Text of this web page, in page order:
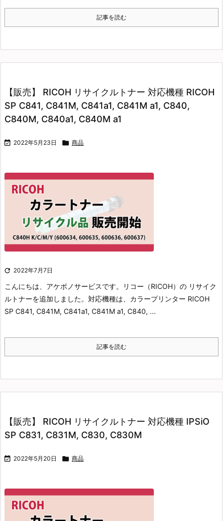
記事を読む
【販売】 RICOH リサイクルトナー 対応機種 RICOH
SP C841, C841M, C841a1, C841M a1, C840,
C840M, C840a1, C840M a1
 2022年5月23日  商品
 2022年7月7日
こんにちは、アケボノサービスです。
リコー（RICOH）の リサイク
ルトナーを追加しました。 対応機種は、カラープリンター RICOH
SP C841, C841M, C841a1, C841M a1, C840, ...
記事を読む
【販売】 RICOH リサイクルトナー 対応機種 IPSiO
SP C831, C831M, C830, C830M
 2022年5月20日  商品